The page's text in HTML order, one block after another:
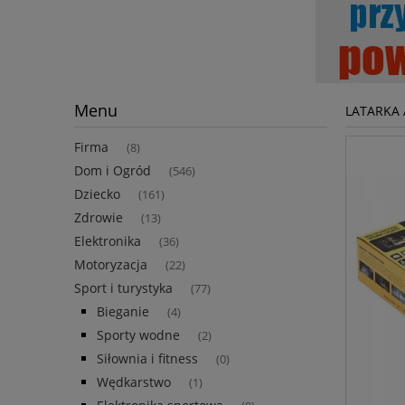
Menu
Firma (8)
Dom i Ogród (546)
Dziecko (161)
Zdrowie (13)
Elektronika (36)
Motoryzacja (22)
Sport i turystyka (77)
Bieganie (4)
Sporty wodne (2)
Siłownia i fitness (0)
Wędkarstwo (1)